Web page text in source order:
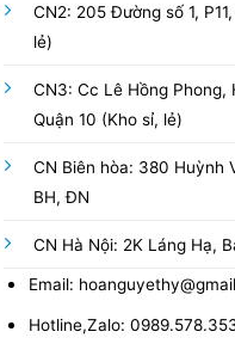
CN2: 205 Đường số 1,
lẻ)
CN3: Cc Lê Hồng Phong,
Quận 10 (Kho sỉ, lẻ)
CN Biên hòa: 380 Huỳnh
BH, ĐN
CN Hà Nội: 2K Láng Hạ,
Email:
Hotline,Zalo: